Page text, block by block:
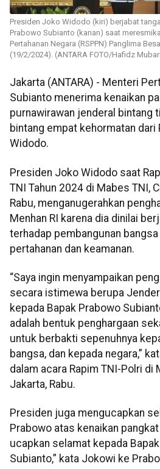
Presiden Joko Widodo (kiri) berjabat
Prabowo Subianto (kanan) saat
Pertahanan Negara (RSPPN) Panglima
(19/2/2024). (ANTARA FOTO/Hafidz
Jakarta (ANTARA) - Menteri
Subianto menerima kenaikan
purnawirawan jenderal bintang
bintang empat kehormatan dari
Widodo.
Presiden Joko Widodo saat
TNI Tahun 2024 di Mabes TNI,
Rabu, menganugerahkan
Menhan RI karena dia dinilai
terhadap pembangunan
pertahanan dan keamanan.
“Saya ingin menyampaikan
secara istimewa berupa
kepada Bapak Prabowo
adalah bentuk penghargaan
untuk berbakti sepenuhnya
bangsa, dan kepada negara,”
dalam acara Rapim TNI-Polri di
Jakarta, Rabu.
Presiden juga mengucapkan
Prabowo atas kenaikan
ucapkan selamat kepada
Subianto,” kata Jokowi ke